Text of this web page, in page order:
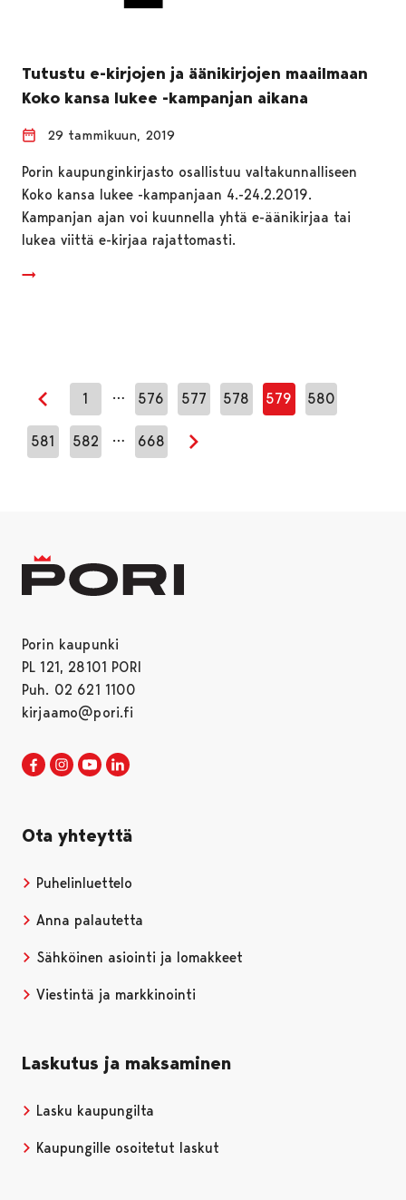
Tutustu e-kirjojen ja äänikirjojen maailmaan
Koko kansa lukee -kampanjan aikana
29 tammikuun, 2019
Porin kaupunginkirjasto osallistuu valtakunnalliseen
Koko kansa lukee -kampanjaan 4.-24.2.2019.
Kampanjan ajan voi kuunnella yhtä e-äänikirjaa tai
lukea viittä e-kirjaa rajattomasti.
Edellinen sivu
1 … 576 577 578 579 580
581 582 … 668
Seuraava sivu
Porin kaupunki
PL 121, 28101 PORI
Puh. 02 621 1100
kirjaamo@pori.fi
Porin kaupunki Facebookissa
Avautuu uudessa välilehdessä
Porin kaupunki Instagramissa
Avautuu uudessa välilehdessä
Porin kaupunki Youtubessa
Avautuu uudessa välilehdessä
Ota yhteyttä
Puhelinluettelo
Anna palautetta
Sähköinen asiointi ja lomakkeet
Viestintä ja markkinointi
Laskutus ja maksaminen
Lasku kaupungilta
Kaupungille osoitetut laskut